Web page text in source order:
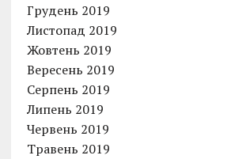
Грудень 2019
Листопад 2019
Жовтень 2019
Вересень 2019
Серпень 2019
Липень 2019
Червень 2019
Травень 2019